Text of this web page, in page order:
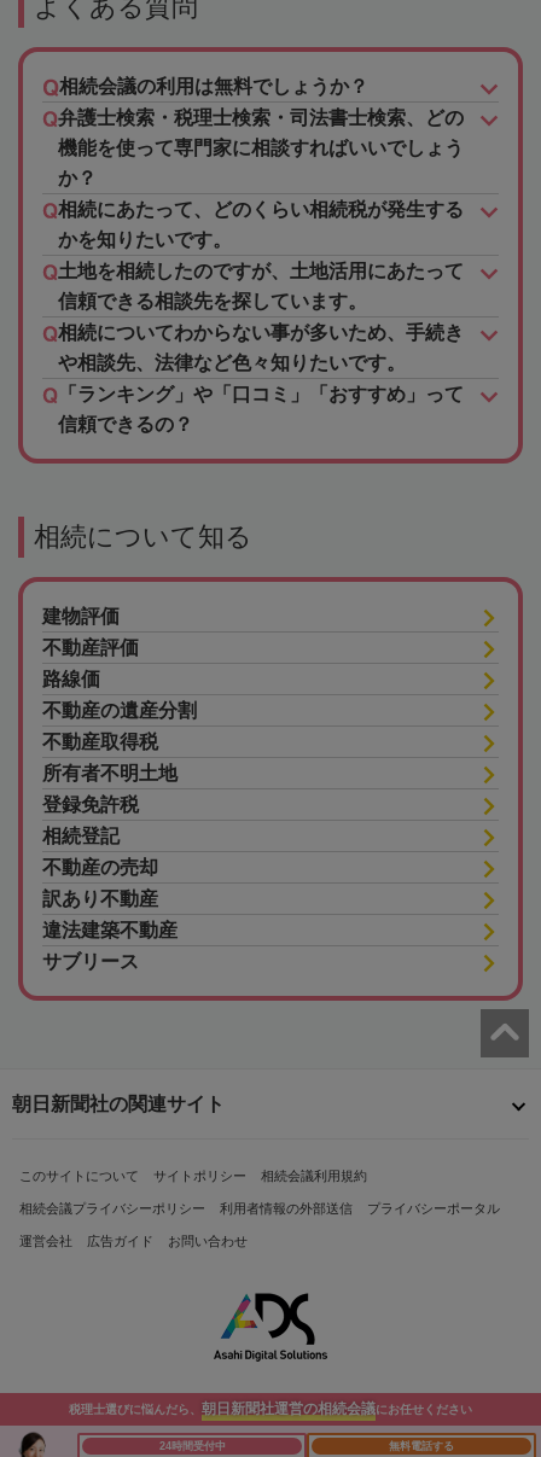
よくある質問
相続会議の利用は無料でしょうか？
弁護士検索・税理士検索・司法書士検索、どの
機能を使って専門家に相談すればいいでしょう
か？
相続にあたって、どのくらい相続税が発生する
かを知りたいです。
土地を相続したのですが、土地活用にあたって
信頼できる相談先を探しています。
相続についてわからない事が多いため、手続き
や相談先、法律など色々知りたいです。
「ランキング」や「口コミ」「おすすめ」って
信頼できるの？
相続について知る
建物評価
不動産評価
路線価
不動産の遺産分割
不動産取得税
所有者不明土地
登録免許税
相続登記
不動産の売却
訳あり不動産
違法建築不動産
サブリース
税理士選びに悩んだら、 朝日新聞社運営の相続会議にお任せください
24時間受付中 無料電話する
朝日新聞社の関連サイト
このサイトについて サイトポリシー 相続会議利用規約
相続会議プライバシーポリシー 利用者情報の外部送信 プライバシーポータル
運営会社 広告ガイド お問い合わせ
Copyright© The Asahi Shimbun Company. All Rights Reserved.